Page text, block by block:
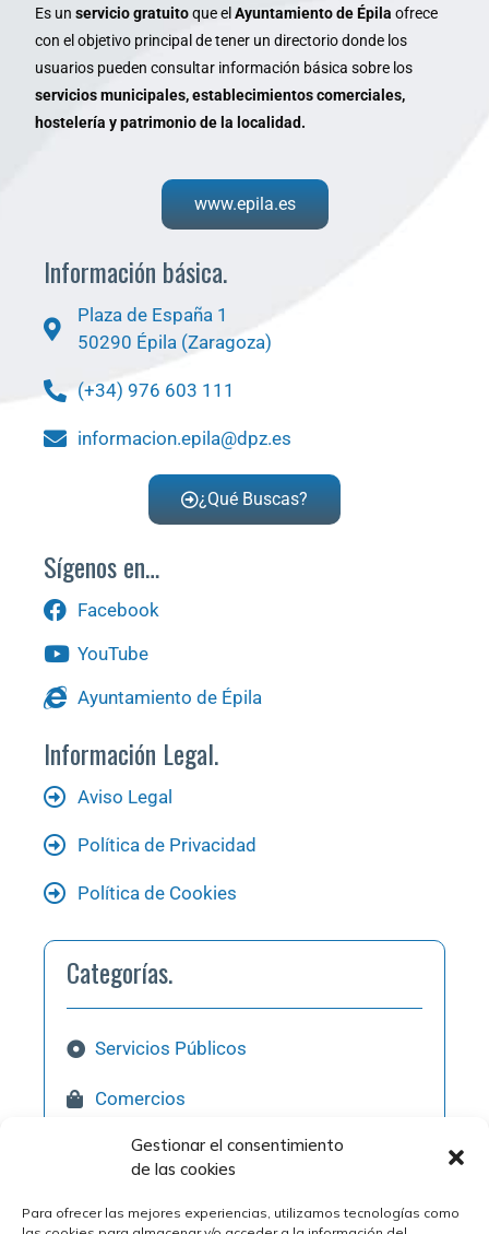
Gestionar el consentimiento
de las cookies
Para ofrecer las mejores experiencias, utilizamos tecnologías como
Es un servicio gratuitoque el Ayuntamiento de Épila ofrece
con el objetivo principal de tener un directorio donde los
usuarios pueden consultar información básica sobre los
servicios municipales, establecimientos comerciales,
hostelería y patrimonio de la localidad.
www.epila.es
Información básica.
Plaza de España 1
50290 Épila (Zaragoza)
(+34) 976 603 111
informacion.epila@dpz.es
¿Qué Buscas?
Sígenos en…
Facebook
YouTube
Ayuntamiento de Épila
Información Legal.
Aviso Legal
Política de Privacidad
Política de Cookies
Categorías.
Servicios Públicos
Comercios
Hostelería